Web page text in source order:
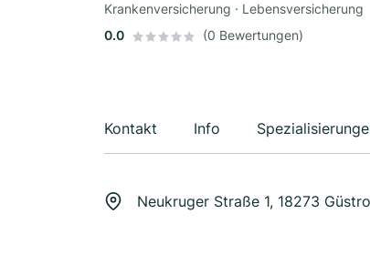
Krankenversicherung · Lebensversicherung
0.0
(0 Bewertungen)
Kontakt Info
Neukruger Straße 1, 18273